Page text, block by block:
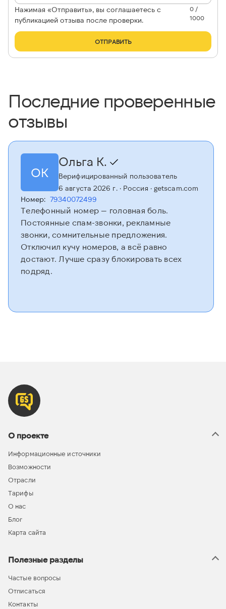
Нажимая «Отправить», вы соглашаетесь с
публикацией отзыва после проверки.
0 /
1000
ОТПРАВИТЬ
Последние проверенные
отзывы
ОК
Ольга К.
Верифицированный пользователь
6 августа 2026 г.· Россия · getscam.com
Номер: 79340072499
Телефонный номер — головная боль.
Постоянные спам-звонки, рекламные
звонки, сомнительные предложения.
Отключил кучу номеров, а всё равно
достают. Лучше сразу блокировать всех
подряд.
О проекте
Информационные источники
Возможности
Отрасли
Тарифы
О нас
Блог
Карта сайта
Полезные разделы
Частые вопросы
Отписаться
Контакты